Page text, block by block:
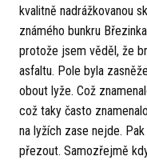
kvalitně nadrážkovanou
známého bunkru
protože jsem věděl, že
asfaltu. Pole byla
obout lyže. Což
což taky často
na lyžích zase nejde.
přezout. Samozřejmě